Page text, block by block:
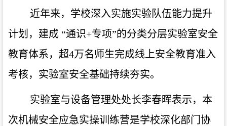
近年来，学校深入实施实验队伍能力提升
计划，建成 “通识+专项”的分类分层实验室安全
教育体系，超4万名师生完成线上安全教育准入
考核，实验室安全基础持续夯实。
实验室与设备管理处处长李春晖表示，本
次机械安全应急实操训练营是学校深化部门协